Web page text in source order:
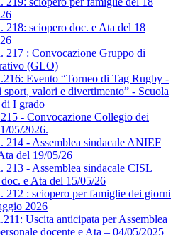
218: sciopero doc. e Ata del 18
217 : Convocazione Gruppo di
(GLO)
Evento “Torneo di Tag Rugby -
sport, valori e divertimento” - Scuola
di I grado
- Convocazione Collegio dei
05/2026.
214 - Assemblea sindacale ANIEF
del 19/05/26
213 - Assemblea sindacale CISL
e Ata del 15/05/26
212 : sciopero per famiglie dei giorni
2026
Uscita anticipata per Assemblea
docente e Ata – 04/05/2025